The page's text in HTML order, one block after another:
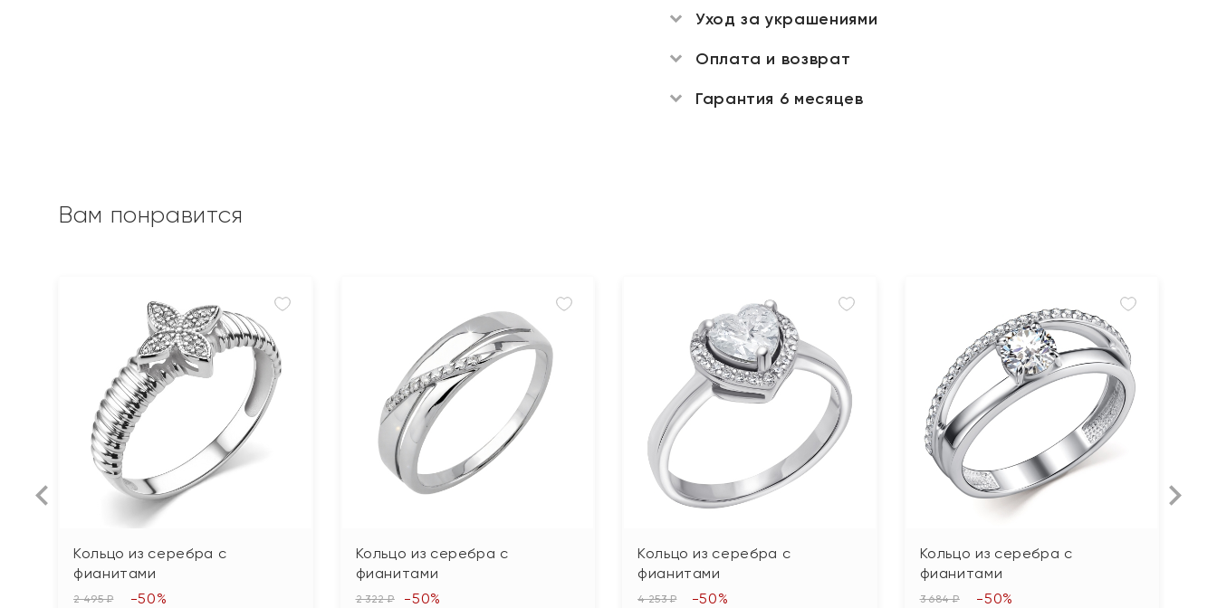
Уход за украшениями
Оплата и возврат
Гарантия 6 месяцев
Вам понравится
Кольцо из серебра с
фианитами
2 495 ₽ -50%
Кольцо из серебра с
фианитами
2 322 ₽ -50%
Кольцо из серебра с
фианитами
4 253 ₽ -50%
Кольцо из серебра с
фианитами
3 684 ₽ -50%